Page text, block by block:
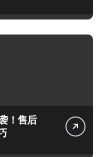
！售后